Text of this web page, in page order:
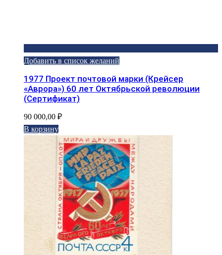
Добавить в список желаний
1977 Проект почтовой марки (Крейсер
«Аврора») 60 лет Октябрьской революции
(Сертификат)
90 000,00 ₽
В корзину